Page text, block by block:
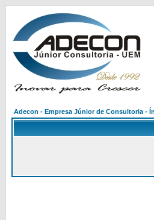
Adecon - Empresa Júnior de Consultoria -